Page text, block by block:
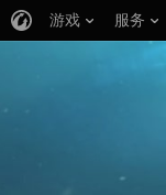
游戏 服务